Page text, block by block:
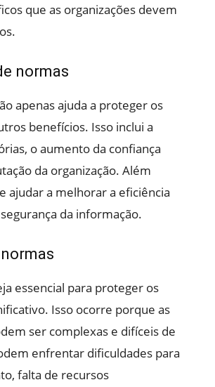
que as organizações devem
normas
apenas ajuda a proteger os
benefícios. Isso inclui a
o aumento da confiança
da organização. Além
ajudar a melhorar a eficiência
da informação.
essencial para proteger os
Isso ocorre porque as
ser complexas e difíceis de
enfrentar dificuldades para
falta de recursos